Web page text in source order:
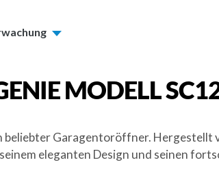
MODELL
beliebter Garagentoröffner. Hergestellt
eleganten Design und seinen